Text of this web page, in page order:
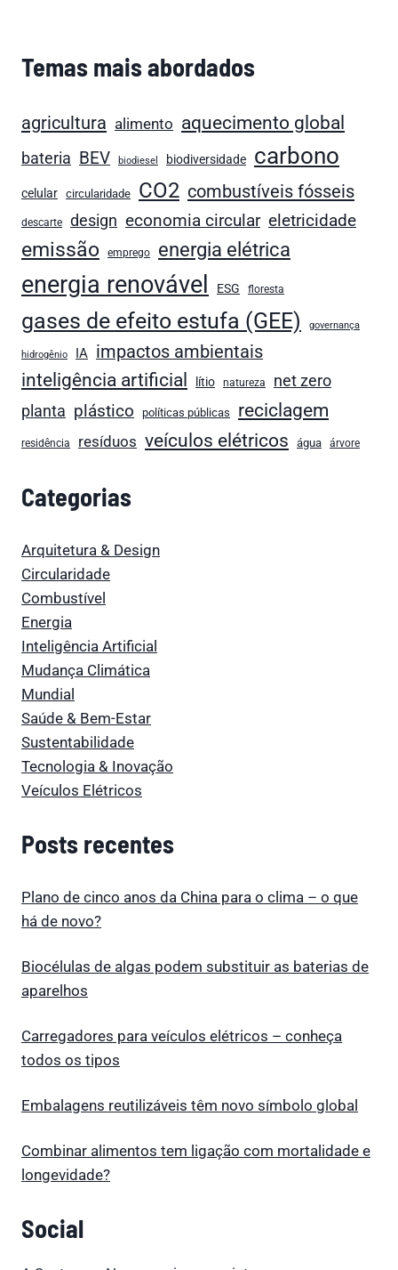
Temas mais abordados
agricultura alimento aquecimento global
bateria BEV biodiesel biodiversidade carbono
celular circularidade CO2 combustíveis fósseis
descarte design economia circular eletricidade
emissão emprego energia elétrica
energia renovável ESG floresta
gases de efeito estufa (GEE) governança
hidrogênio IA impactos ambientais
inteligência artificial lítio natureza
net zero
planta plástico políticas públicas reciclagem
residência resíduos veículos elétricos água árvore
Categorias
Arquitetura & Design
Circularidade
Combustível
Energia
Inteligência Artificial
Mudança Climática
Mundial
Saúde & Bem-Estar
Sustentabilidade
Tecnologia & Inovação
Veículos Elétricos
Posts recentes
Plano de cinco anos da China para o clima – o que
há de novo?
Biocélulas de algas podem substituir as baterias de
aparelhos
Carregadores para veículos elétricos – conheça
todos os tipos
Embalagens reutilizáveis têm novo símbolo global
Combinar alimentos tem ligação com mortalidade e
longevidade?
Social